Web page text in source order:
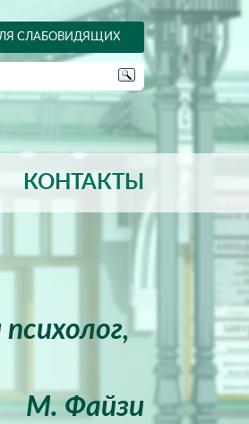
СЛАБОВИДЯЩИХ
КОНТАКТЫ
М. Файзи